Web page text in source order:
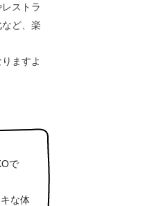
ストラ
ど、楽
ますよ
で
な体